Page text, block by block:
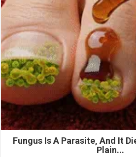
Fungus Is A Parasite, And It
Plain...